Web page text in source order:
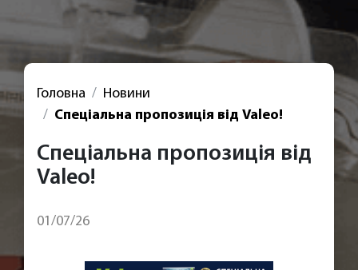
Головна
Новини
Спеціальна пропозиція від Valeo!
Спеціальна пропозиція від
Valeo!
01/07/26